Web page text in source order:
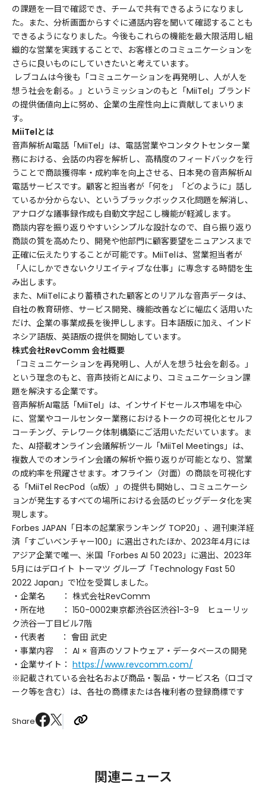
の課題を一目で確認でき、チームで共有できるようになりまし
た。また、分析画面からすぐに通話内容を聞いて確認することも
できるようになりました。今後もこれらの機能を最大限活用し組
織的な営業を実践することで、お客様とのコミュニケーションを
さらに良いものにしていきたいと考えています。
レブコムは今後も「コミュニケーションを再発明し、人が人を
想う社会を創る。」というミッションのもと「MiiTel」ブランド
の提供価値向上に努め、企業の生産性向上に貢献してまいりま
す。
MiiTelとは
音声解析AI電話「MiiTel」は、電話営業やコンタクトセンター業
務における、会話の内容を解析し、高精度のフィードバックを行
うことで商談獲得率・成約率を向上させる、日本発の音声解析AI
電話サービスです。顧客と担当者が「何を」「どのように」話し
ているか分からない、というブラックボックス化問題を解消し、
アナログな議事録作成も自動文字起こし機能が軽減します。
商談内容を振り返りやすいシンプルな設計なので、自ら振り返り
商談の質を高めたり、開発や他部門に顧客要望をニュアンスまで
正確に伝えたりすることが可能です。MiiTelは、営業担当者が
「人にしかできないクリエイティブな仕事」に専念する時間を生
み出します。
また、MiiTelにより蓄積された顧客とのリアルな音声データは、
自社の教育研修、サービス開発、機能改善などに幅広く活用いた
だけ、企業の事業成長を後押しします。日本語版に加え、インド
ネシア語版、英語版の提供を開始しています。
株式会社RevCoｍm 会社概要
「コミュニケーションを再発明し、人が人を想う社会を創る。」
という理念のもと、音声技術とAIにより、コミュニケーション課
題を解決する企業です。
音声解析AI電話「MiiTel」は、インサイドセールス市場を中心
に、営業やコールセンター業務におけるトークの可視化とセルフ
コーチング、テレワーク体制構築にご活用いただいています。ま
た、AI搭載オンライン会議解析ツール「MiiTel Meetings」は、
複数人でのオンライン会議の解析や振り返りが可能となり、営業
の成約率を飛躍させます。オフライン（対面）の商談を可視化す
る「MiiTel RecPod（α版）」の提供も開始し、コミュニケーシ
ョンが発生するすべての場所における会話のビッグデータ化を実
現します。
Forbes JAPAN「日本の起業家ランキング TOP20」、週刊東洋経
済「すごいベンチャー100」に選出されたほか、2023年4月には
アジア企業で唯一、米国「Forbes AI 50 2023」に選出、2023年
5月にはデロイト トーマツ グループ「Technology Fast 50
2022 Japan」で1位を受賞しました。
・企業名 ： 株式会社RevComm
・所在地 ： 150-0002東京都渋谷区渋谷1-3-9 ヒューリッ
ク渋谷一丁目ビル7階
・代表者 ： 會田 武史
・事業内容 ： AI × 音声のソフトウェア・データベースの開発
・企業サイト： https://www.revcomm.com/
※記載されている会社名および商品・製品・サービス名（ロゴマ
ーク等を含む）は、各社の商標または各権利者の登録商標です
Share
関連ニュース